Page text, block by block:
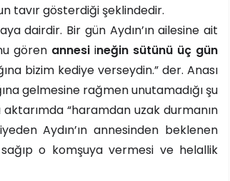
tavır gösterdiği şeklindedir.
dairdir. Bir gün Aydın’ın ailesine ait
gören annesiineğin sütünü üç gün
bizim kediye verseydin.” der. Anası
gelmesine rağmen unutamadığı şu
aktarımda “haramdan uzak durmanın
Aydın’ın annesinden beklenen
o komşuya vermesi ve helallik